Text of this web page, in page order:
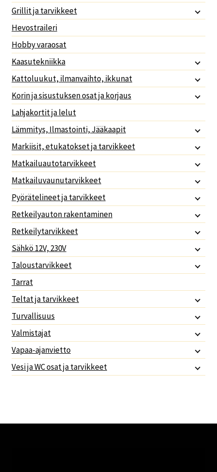
Grillit ja tarvikkeet
Hevostraileri
Hobby varaosat
Kaasutekniikka
Kattoluukut, ilmanvaihto, ikkunat
Korin ja sisustuksen osat ja korjaus
Lahjakortit ja lelut
Lämmitys, Ilmastointi, Jääkaapit
Markiisit, etukatokset ja tarvikkeet
Matkailuautotarvikkeet
Matkailuvaunutarvikkeet
Pyörätelineet ja tarvikkeet
Retkeilyauton rakentaminen
Retkeilytarvikkeet
Sähkö 12V, 230V
Taloustarvikkeet
Tarrat
Teltat ja tarvikkeet
Turvallisuus
Valmistajat
Vapaa-ajanvietto
Vesi ja WC osat ja tarvikkeet